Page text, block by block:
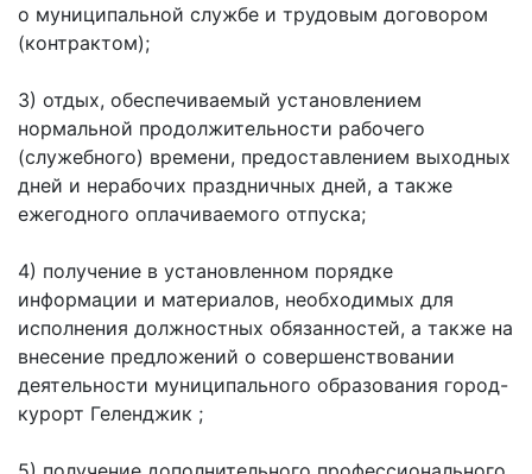
о муниципальной службе и трудовым договором
(контрактом);
3) отдых, обеспечиваемый установлением
нормальной продолжительности рабочего
(служебного) времени, предоставлением выходных
дней и нерабочих праздничных дней, а также
ежегодного оплачиваемого отпуска;
4) получение в установленном порядке
информации и материалов, необходимых для
исполнения должностных обязанностей, а также на
внесение предложений о совершенствовании
деятельности муниципального образования город-
курорт Геленджик ;